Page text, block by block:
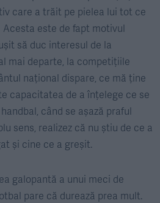
care a trăit pe pielea lui tot ce
este de fapt motivul
să duc interesul de la
mai departe, la competițiile
național dispare, ce mă ține
capacitatea de a înțelege ce se
când se aşază praful
sens, realizez că nu știu de ce a
și cine ce a greșit.
galopantă a unui meci de
pare că durează prea mult.